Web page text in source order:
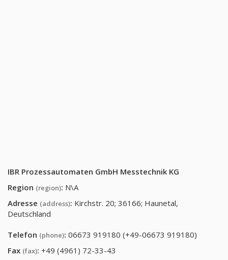
IBR Prozessautomaten GmbH Messtechnik KG
Region (region): N\A
Adresse (address): Kirchstr. 20; 36166; Haunetal,
Deutschland
Telefon (phone): 06673 919180 (+49-06673 919180)
Fax (fax): +49 (4961) 72-33-43